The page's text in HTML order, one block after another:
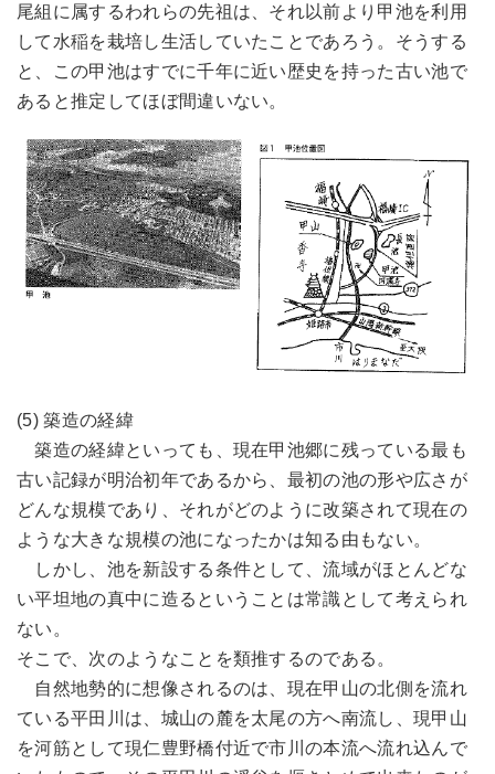
尾組に属するわれらの先祖は、それ以前より甲池を利用
して水稲を栽培し生活していたことであろう。そうする
と、この甲池はすでに千年に近い歴史を持った古い池で
あると推定してほぼ間違いない。
(5) 築造の経緯
築造の経緯といっても、現在甲池郷に残っている最も
古い記録が明治初年であるから、最初の池の形や広さが
どんな規模であり、それがどのように改築されて現在の
ような大きな規模の池になったかは知る由もない。
しかし、池を新設する条件として、流域がほとんどな
い平坦地の真中に造るということは常識として考えられ
ない。
そこで、次のようなことを類推するのである。
自然地勢的に想像されるのは、現在甲山の北側を流れ
ている平田川は、城山の麓を太尾の方へ南流し、現甲山
を河筋として現仁豊野橋付近で市川の本流へ流れ込んで